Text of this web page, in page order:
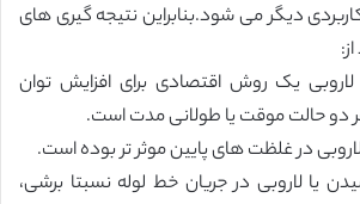
دیگر می شود.بنابراین نتیجه گیری های
یک روش اقتصادی برای افزایش توان
دو حالت موقت یا طولانی مدت است.
یا لاروبی در جریان خط لوله نسبتا برشی،